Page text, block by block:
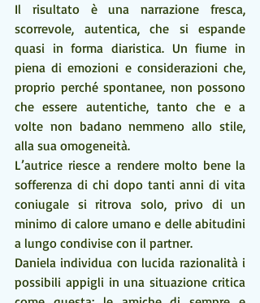
Il risultato è una narrazione fresca,
scorrevole, autentica, che si espande
quasi in forma diaristica. Un fiume in
piena di emozioni e considerazioni che,
proprio perché spontanee, non possono
che essere autentiche, tanto che e a
volte non badano nemmeno allo stile,
alla sua omogeneità.
L’autrice riesce a rendere molto bene la
sofferenza di chi dopo tanti anni di vita
coniugale si ritrova solo, privo di un
minimo di calore umano e delle abitudini
a lungo condivise con il partner.
Daniela individua con lucida razionalità i
possibili appigli in una situazione critica